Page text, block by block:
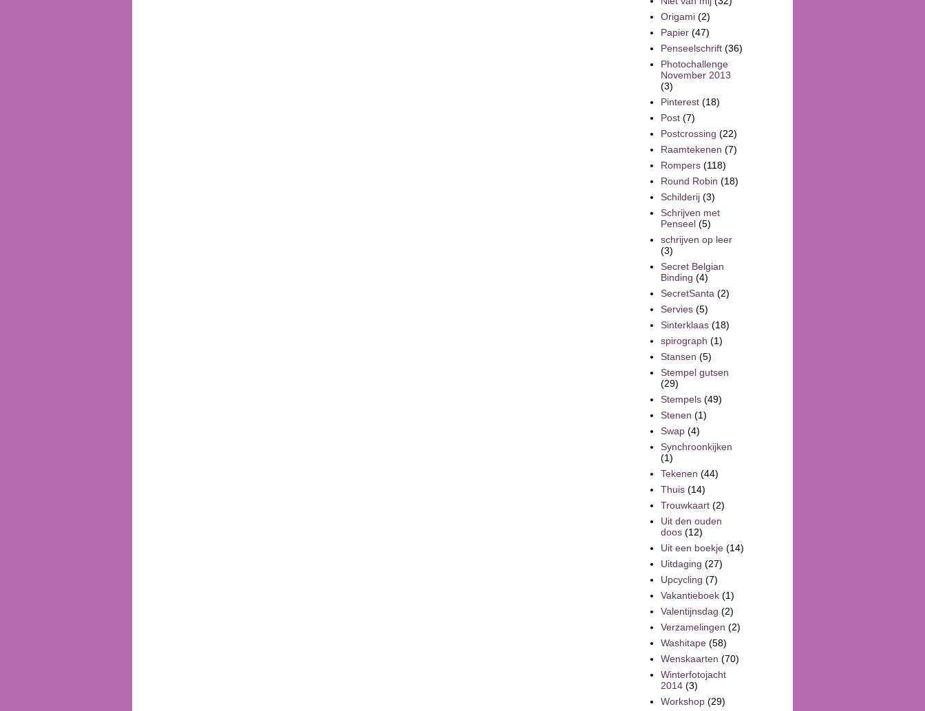
Origami (2)
Papier (47)
Penseelschrift (36)
Photochallenge
November 2013
(3)
Pinterest (18)
Post (7)
Postcrossing (22)
Raamtekenen (7)
Rompers (118)
Round Robin (18)
Schilderij (3)
Schrijven met
Penseel (5)
schrijven op leer
(3)
Secret Belgian
Binding (4)
SecretSanta (2)
Servies (5)
Sinterklaas (18)
spirograph (1)
Stansen (5)
Stempel gutsen
(29)
Stempels (49)
Stenen (1)
Swap (4)
Synchroonkijken
(1)
Tekenen (44)
Thuis (14)
Trouwkaart (2)
Uit den ouden
doos (12)
Uit een boekje (14)
Uitdaging (27)
Upcycling (7)
Vakantieboek (1)
Valentijnsdag (2)
Verzamelingen (2)
Washitape (58)
Wenskaarten (70)
Winterfotojacht
2014 (3)
Workshop (29)